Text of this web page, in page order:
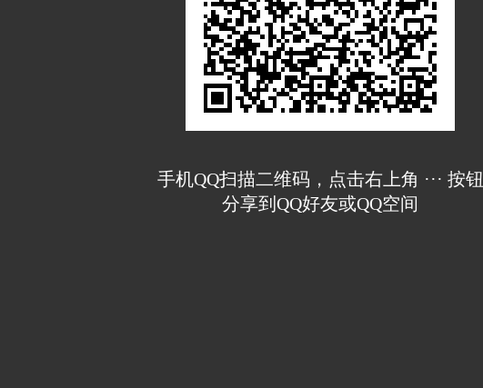
手机QQ扫描二维码，点击右上角 ··· 按钮
分享到QQ好友或QQ空间